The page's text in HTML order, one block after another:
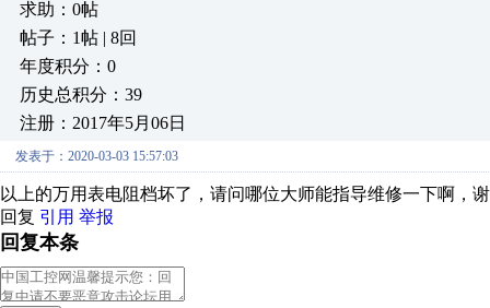
求助：0帖
帖子：1帖 | 8回
年度积分：0
历史总积分：39
注册：2017年5月06日
发表于：2020-03-03 15:57:03
以上的万用表电阻档坏了，请问哪位大师能指导维修一下啊，
回复 引用 举报
回复本条